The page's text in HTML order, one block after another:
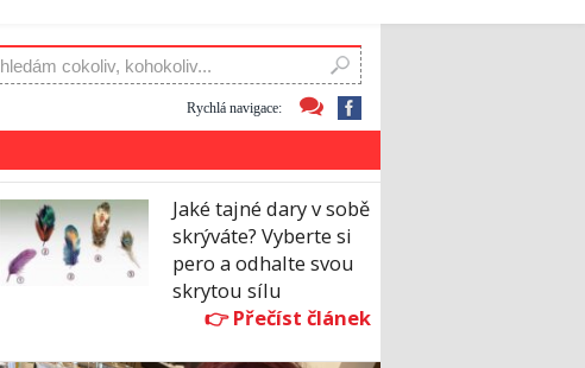
Rychlá navigace:
Jaké tajné dary v sobě
skrýváte? Vyberte si
pero a odhalte svou
skrytou sílu